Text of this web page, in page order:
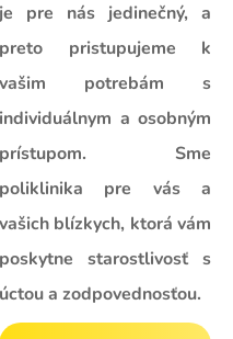
je pre nás jedinečný, a
preto pristupujeme k
vašim potrebám s
individuálnym a osobným
prístupom. Sme
poliklinika pre vás a
vašich blízkych, ktorá vám
poskytne starostlivosť s
úctou a zodpovednosťou.